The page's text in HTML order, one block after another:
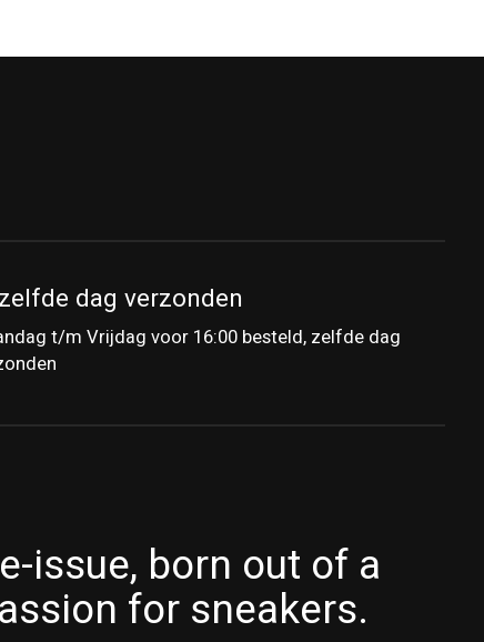
dag verzonden
t/m Vrijdag voor 16:00 besteld, zelfde dag
issue, born out of a
for sneakers.